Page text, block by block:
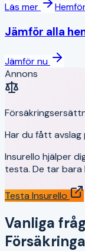
Läs mer
Jämför alla
Jämför nu
Annons
Har du fått avslag
Insurello hjälper
testa. De tar bara
Testa Insurello
Vanliga